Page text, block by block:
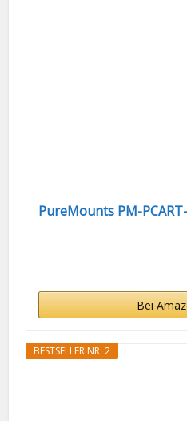
PureMounts PM-
Bei
BESTSELLER NR. 2